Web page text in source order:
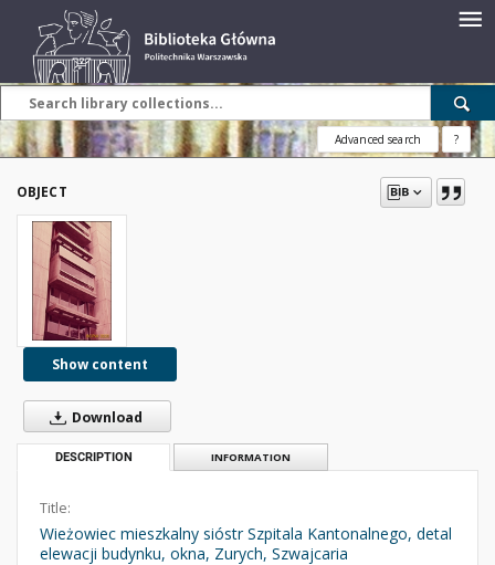
Advanced search ?
OBJECT
Show content
Download
DESCRIPTION INFORMATION
Title:
Wieżowiec mieszkalny sióstr Szpitala Kantonalnego, detal
elewacji budynku, okna, Zurych, Szwajcaria